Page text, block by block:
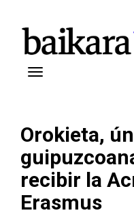
Orokieta,
recibir la
Erasmus